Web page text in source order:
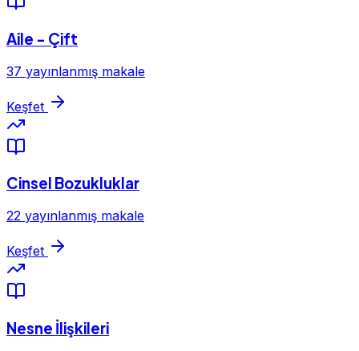
Aile - Çift
37 yayınlanmış makale
Keşfet
Cinsel Bozukluklar
22 yayınlanmış makale
Keşfet
Nesne İlişkileri